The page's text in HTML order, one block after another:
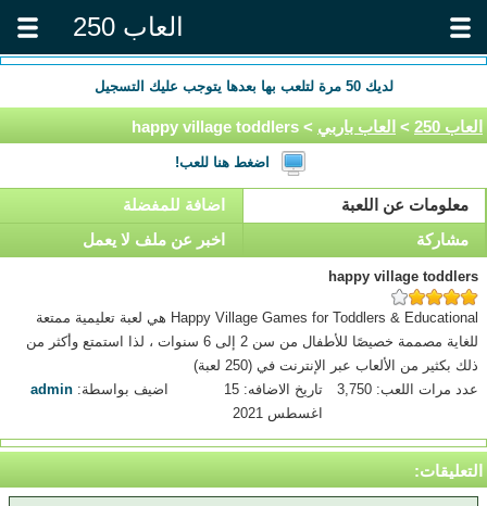
العاب 250
لديك50 مرة لتلعب بها بعدها يتوجب عليك التسجيل
العاب 250 > العاب باربي > happy village toddlers
اضغط هنا للعب!
معلومات عن اللعبة
اضافة للمفضلة
مشاركة
اخبر عن ملف لا يعمل
happy village toddlers
Happy Village Games for Toddlers & Educational هي لعبة تعليمية ممتعة
للغاية مصممة خصيصًا للأطفال من سن 2 إلى 6 سنوات ، لذا استمتع وأكثر من
ذلك بكثير من الألعاب عبر الإنترنت في (250 لعبة)
عدد مرات اللعب: 3,750
تاريخ الاضافه: 15
اغسطس 2021
اضيف بواسطة:admin
التعليقات: